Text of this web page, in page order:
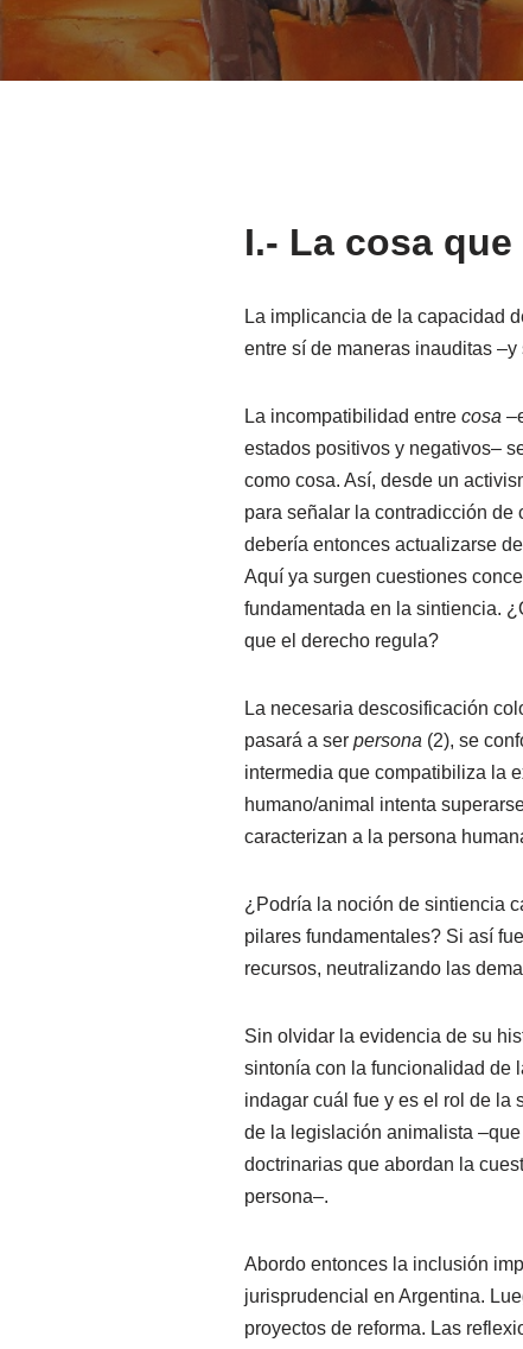
I.- La cosa
La implicancia de la capacidad
entre sí de maneras inauditas
La incompatibilidad entrecosa
estados positivos y negativos–
como cosa. Así, desde un
para señalar la contradicción
debería entonces actualizarse
Aquí ya surgen cuestiones
fundamentada en la sintiencia.
que el derecho regula?
La necesaria descosificación
pasará a serpersona (2), se
intermedia que compatibiliza la
humano/animal intenta
caracterizan a la persona
¿Podría la noción de sintiencia
pilares fundamentales? Si así
recursos, neutralizando las
Sin olvidar la evidencia de su
sintonía con la funcionalidad de
indagar cuál fue y es el rol de la
de la legislación animalista
doctrinarias que abordan la
persona–.
Abordo entonces la inclusión
jurisprudencial en Argentina.
proyectos de reforma. Las